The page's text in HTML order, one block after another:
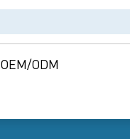
OEM/ODM